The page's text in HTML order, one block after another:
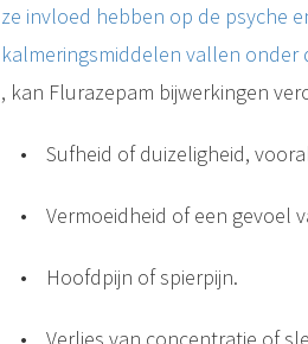
ze invloed hebben op de psyche
kalmeringsmiddelen vallen onder
, kan Flurazepam bijwerkingen
• Sufheid of duizeligheid,
• Vermoeidheid of een gevoel
• Hoofdpijn of spierpijn.